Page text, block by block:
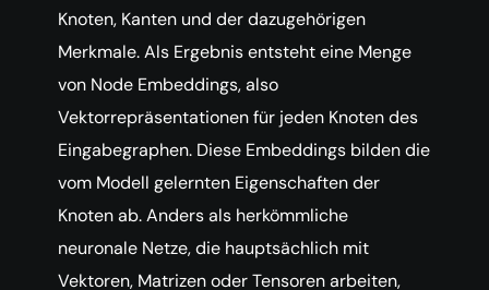
Knoten, Kanten und der dazugehörigen
Merkmale. Als Ergebnis entsteht eine Menge
von Node Embeddings, also
Vektorrepräsentationen für jeden Knoten des
Eingabegraphen. Diese Embeddings bilden die
vom Modell gelernten Eigenschaften der
Knoten ab. Anders als herkömmliche
neuronale Netze, die hauptsächlich mit
Vektoren, Matrizen oder Tensoren arbeiten,